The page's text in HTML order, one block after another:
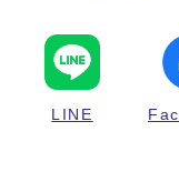
LINE